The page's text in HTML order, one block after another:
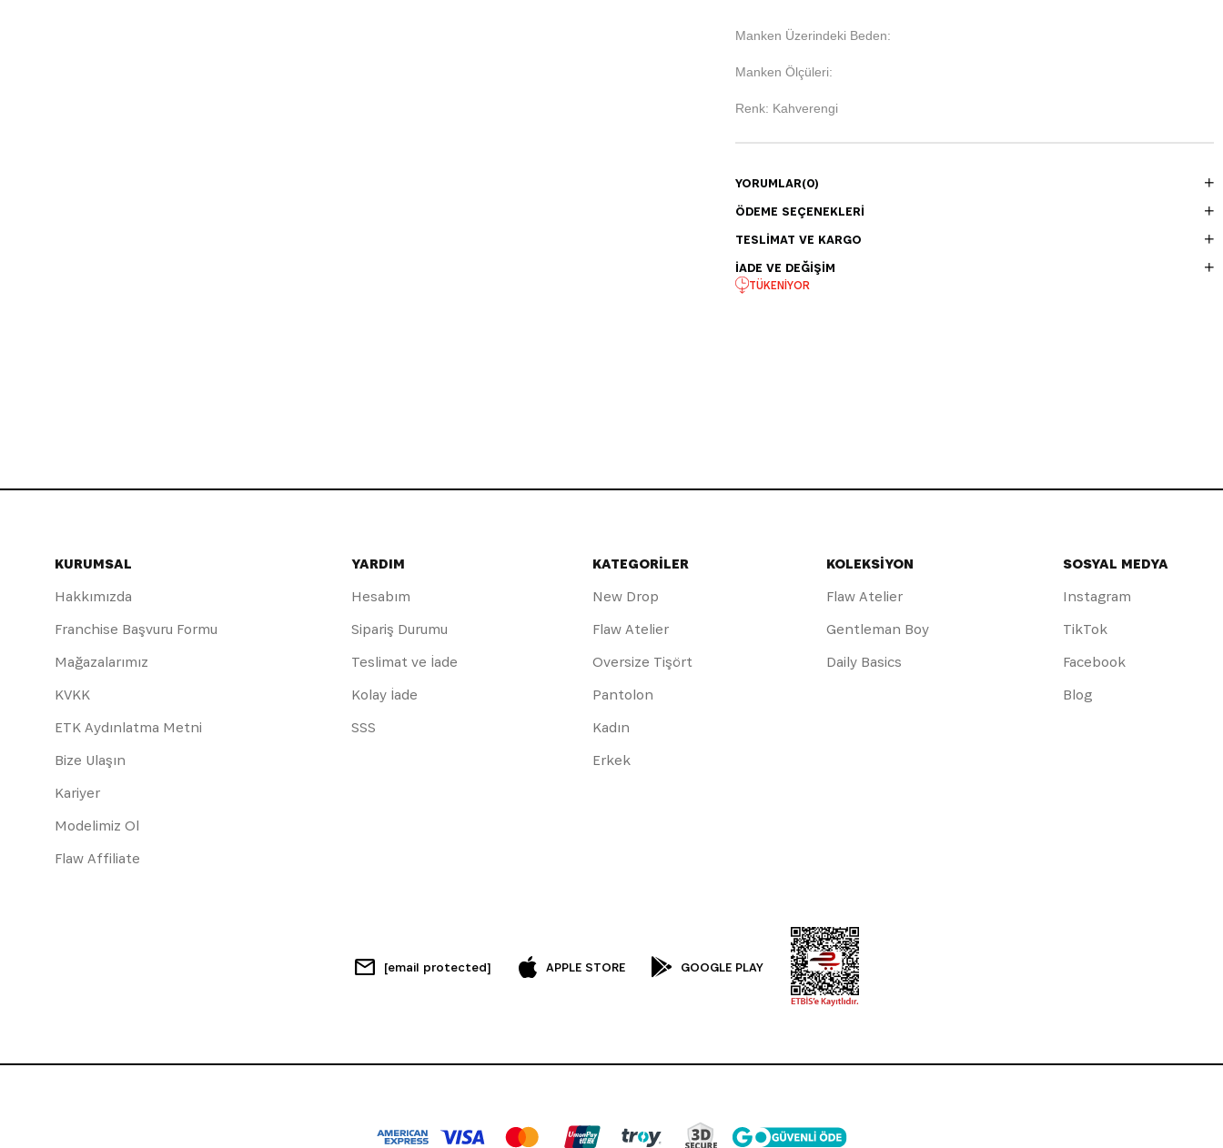
Manken Üzerindeki Beden:
Manken Ölçüleri:
Renk: Kahverengi
YORUMLAR(0)
ÖDEME SEÇENEKLERI
TESLIMAT VE KARGO
İADE VE DEĞIŞIM
TÜKENIYOR
KURUMSAL
Hakkımızda
Franchise Başvuru Formu
Mağazalarımız
KVKK
ETK Aydınlatma Metni
Bize Ulaşın
Kariyer
Modelimiz Ol
Flaw Affiliate
YARDIM
Hesabım
Sipariş Durumu
Teslimat ve İade
Kolay İade
SSS
KATEGORİLER
New Drop
Flaw Atelier
Oversize Tişört
Pantolon
Kadın
Erkek
KOLEKSİYON
Flaw Atelier
Gentleman Boy
Daily Basics
SOSYAL MEDYA
Instagram
TikTok
Facebook
Blog
[email protected] APPLE STORE GOOGLE PLAY